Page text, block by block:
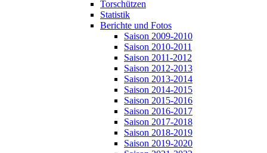
Torschützen
Statistik
Berichte und Fotos
Saison 2009-2010
Saison 2010-2011
Saison 2011-2012
Saison 2012-2013
Saison 2013-2014
Saison 2014-2015
Saison 2015-2016
Saison 2016-2017
Saison 2017-2018
Saison 2018-2019
Saison 2019-2020